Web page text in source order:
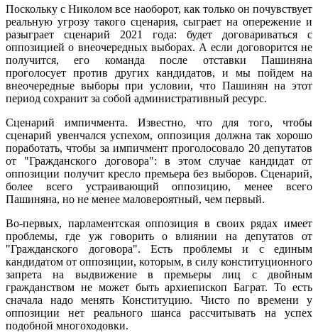
Поскольку с Николом все наоборот, как только он почувствует
реальную угрозу такого сценария, сыграет на опережение и
разыграет сценарий 2021 года: будет договариваться с
оппозицией о внеочередных выборах. А если договорится не
получится, его команда после отставки Пашиняна
проголосует против других кандидатов, и мы пойдем на
внеочередные выборы при условии, что Пашинян на этот
период сохранит за собой административный ресурс.
Сценарий импичмента. Известно, что для того, чтобы
сценарий увенчался успехом, оппозиция должна так хорошо
поработать, чтобы за импичмент проголосовало 20 депутатов
от "Гражданского договора": в этом случае кандидат от
оппозиции получит кресло премьера без выборов. Сценарий,
более всего устраивающий оппозицию, менее всего
Пашиняна, но не менее маловероятный, чем первый.
Во-первых, парламентская оппозиция в своих рядах имеет
проблемы, где уж говорить о влиянии на депутатов от
"Гражданского договора". Есть проблемы и с единым
кандидатом от оппозиции, которым, в силу конституционного
запрета на выдвижение в премьеры лиц с двойным
гражданством не может быть архиепископ Баграт. То есть
сначала надо менять Конституцию. Чисто по времени у
оппозиции нет реального шанса рассчитывать на успех
подобной многоходовки.